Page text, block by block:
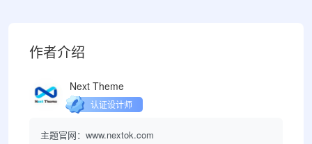
作者介绍
Next Theme
认证设计师
主题官网：www.nextok.com